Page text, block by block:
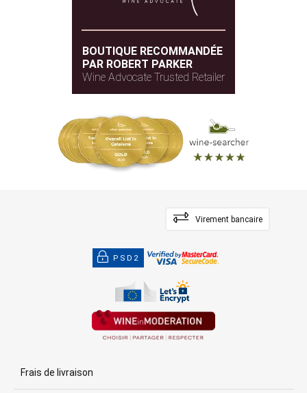
BOUTIQUE RECOMMANDÉE
PAR ROBERT PARKER
Wine Advocate Trusted Retailer
Virement bancaire
PSD2
Frais de livraison